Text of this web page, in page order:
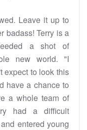
Leave it up to
badass! Terry is a
a shot of
new world. "I
expect to look this
have a chance to
a whole team of
had a difficult
entered young